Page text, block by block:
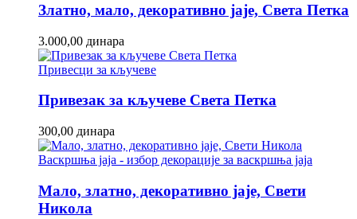
Златно, мало, декоративно јаје, Света Петка
3.000,00 динара
Привесци за кључеве
Привезак за кључеве Света Петка
300,00 динара
Васкршња јаја - избор декорације за васкршња јаја
Мало, златно, декоративно јаје, Свети
Никола